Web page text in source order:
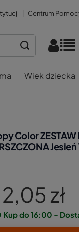
Centrum
Wiek dziecka
Color ZESTAW
zł
Kup do 16:00 -